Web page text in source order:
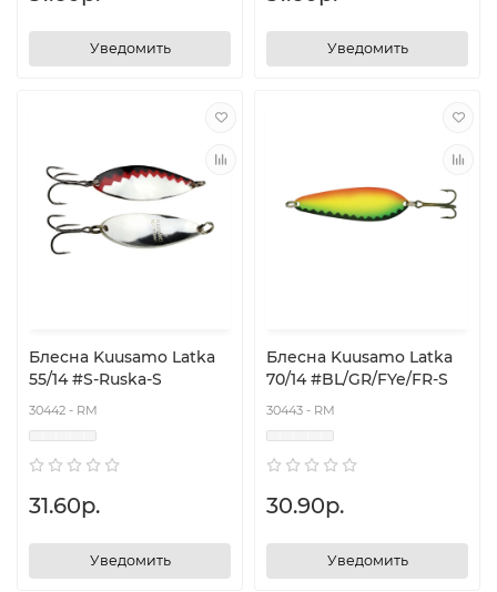
Уведомить Уведомить
Блесна Kuusamo Latka
55/14 #S-Ruska-S
30442 - RM
31.60р.
Уведомить
Блесна Kuusamo Latka
70/14 #BL/GR/FYe/FR-S
30443 - RM
30.90р.
Уведомить